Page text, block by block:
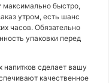
максимально быстро,
утром, есть шанс
часов. Обязательно
упаковки перед
сделает вашу
качественное